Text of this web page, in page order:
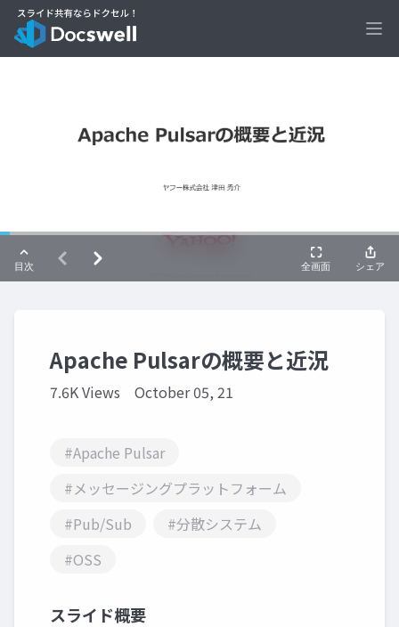
Apache Pulsarの概要と近況
7.6K Views October 05, 21
#Apache Pulsar
#メッセージングプラットフォーム
#Pub/Sub
#分散システム
#OSS
スライド概要